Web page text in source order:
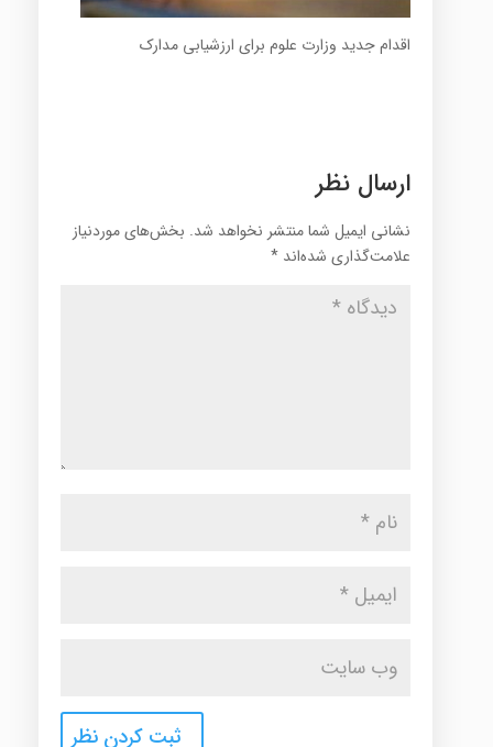
اقدام جدید وزارت علوم برای ارزشیابی مدارک
ارسال نظر
نشانی ایمیل شما منتشر نخواهد شد. بخش‌های موردنیاز
علامت‌گذاری شده‌اند *